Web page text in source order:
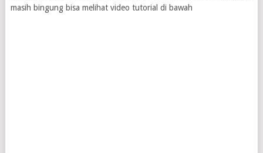
masih bingung bisa melihat video tutorial di bawah